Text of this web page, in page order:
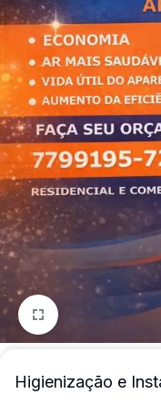
mais
precisa!
Higienização e